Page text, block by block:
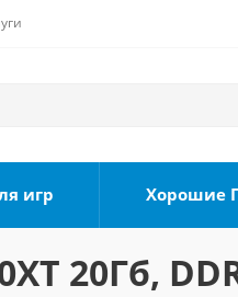
игр Хорошие
20Гб,